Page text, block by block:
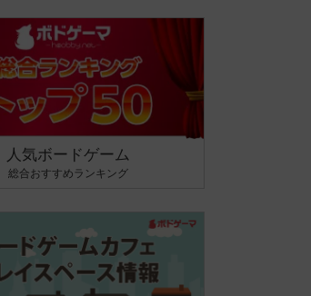
人気ボードゲーム
総合おすすめランキング